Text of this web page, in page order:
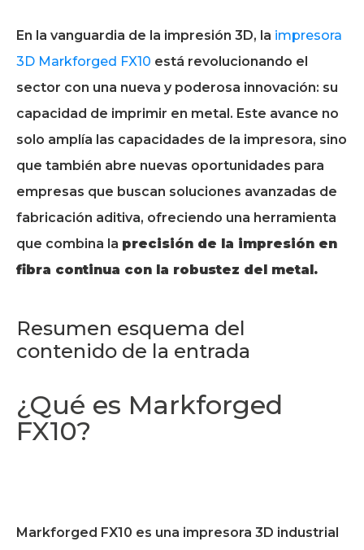
En la vanguardia de la impresión 3D, la impresora
3D Markforged FX10 está revolucionando el
sector con una nueva y poderosa innovación: su
capacidad de imprimir en metal. Este avance no
solo amplía las capacidades de la impresora, sino
que también abre nuevas oportunidades para
empresas que buscan soluciones avanzadas de
fabricación aditiva, ofreciendo una herramienta
que combina la precisión de la impresión en
fibra continua con la robustez del metal.
Resumen esquema del
contenido de la entrada
¿Qué es Markforged
FX10?
Markforged FX10 es una impresora 3D industrial